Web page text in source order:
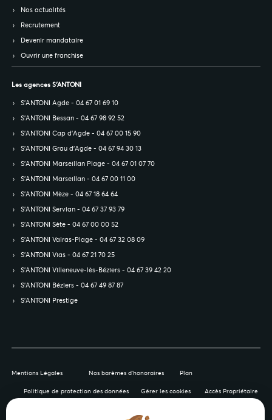
Nos actualités
Recrutement
Devenir mandataire
Ouvrir une franchise
Les agences S’ANTONI
S’ANTONI Agde - 04 67 01 69 10
S’ANTONI Bessan - 04 67 98 92 52
S’ANTONI Cap d'Agde - 04 67 00 15 90
S’ANTONI Grau d'Agde - 04 67 94 30 13
S’ANTONI Marseillan Plage - 04 67 01 07 70
S’ANTONI Marseillan - 04 67 00 11 00
S’ANTONI Mèze - 04 67 18 64 64
S’ANTONI Servian - 04 67 37 93 79
S’ANTONI Sète - 04 67 00 00 52
S’ANTONI Valras-Plage - 04 67 32 08 09
S’ANTONI Vias - 04 67 21 70 25
S’ANTONI Villeneuve-lès-Béziers - 04 67 39 42 20
S’ANTONI Béziers - 04 67 49 87 87
S’ANTONI Prestige
Mentions Légales Nos barèmes d'honoraires Plan
Politique de protection des données Gérer les cookies Accès Propriétaire